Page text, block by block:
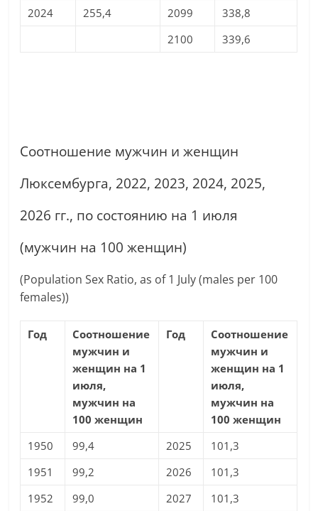
2024
255,4 2099
338,8
2100
339,6
Соотношение мужчин и женщин
Люксембурга, 2022, 2023, 2024, 2025,
2026 гг., по состоянию на 1 июля
(мужчин на 100 женщин)
(Population Sex Ratio, as of 1 July (males per 100
females))
Год
Соотношение
мужчин и
женщин на 1
июля,
мужчин на
100 женщин
Год
Соотношение
мужчин и
женщин на 1
июля,
мужчин на
100 женщин
1950
99,4 2025
101,3
1951
99,2 2026
101,3
1952
99,0 2027
101,3